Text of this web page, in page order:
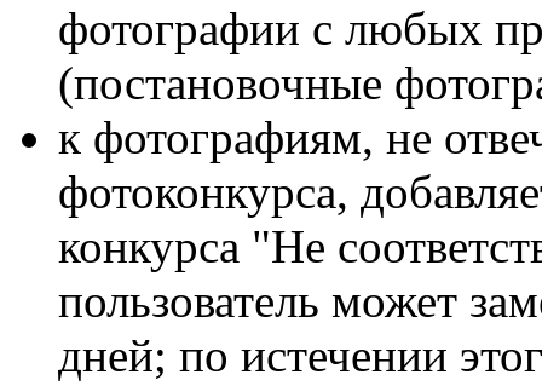
фотографии с любых
(постановочные
к фотографиям, не
фотоконкурса,
конкурса "Не
пользователь может
дней; по истечении